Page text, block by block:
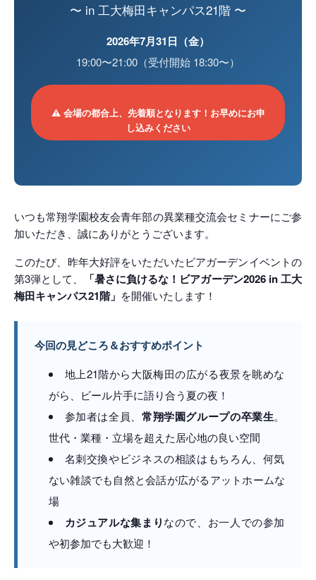
〜 in 工大梅田キャンパス21階 〜
2026年7月31日（金）
19:00〜21:00（受付開始 18:30〜）
⚠ 会場の都合上、先着順となります！お早めにお申
し込みください
いつも常翔学園校友会青年部の異業種交流会セミナーにご参
加いただき、誠にありがとうございます。
このたび、昨年大好評をいただいたビアガーデンイベントの
第3弾として、
「暑さに負けるな！ビアガーデン2026 in 工大
梅田キャンパス21階」 を開催いたします！
今回の見どころ＆おすすめポイント
地上21階から大阪梅田の広がる夜景を眺めな
がら、ビール片手に語り合う夏の夜！
参加者は全員、 常翔学園グループの卒業生。
世代・業種・立場を超えた居心地の良い空間
名刺交換やビジネスの相談はもちろん、何気
ない雑談でも自然と会話が広がるアットホームな
場
カジュアルな集まりなので、お一人での参加
や初参加でも大歓迎！